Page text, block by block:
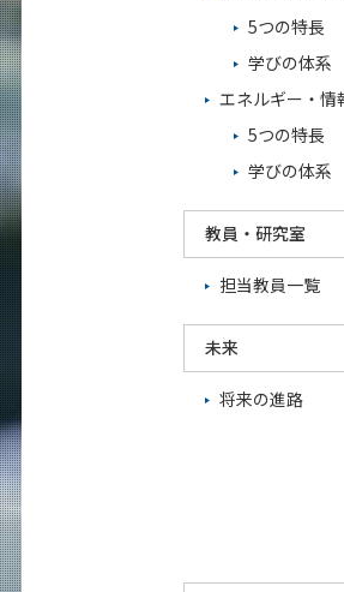
5つの特長
学びの体系
エネルギー・情
5つの特長
学びの体系
教員・研究室
担当教員一覧
未来
将来の進路